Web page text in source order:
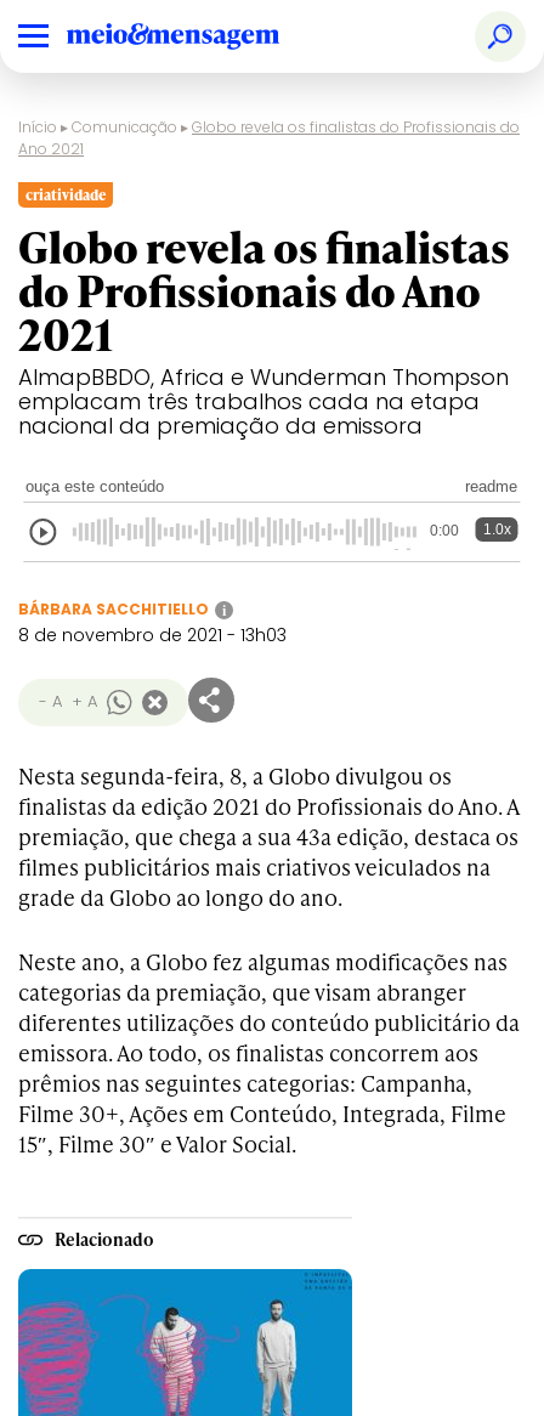
Início ▸Comunicação ▸Globo revela os finalistas do Profissionais do
Ano 2021
criatividade
Globo revela os finalistas
do Profissionais do Ano
2021
AlmapBBDO, Africa e Wunderman Thompson
emplacam três trabalhos cada na etapa
nacional da premiação da emissora
ouça este conteúdo readme
0:00 1.0x
BÁRBARA SACCHITIELLO i
8 de novembro de 2021 - 13h03
- A + A
Nesta segunda-feira, 8, a Globo divulgou os
finalistas da edição 2021 do Profissionais do Ano. A
premiação, que chega a sua 43a edição, destaca os
filmes publicitários mais criativos veiculados na
grade da Globo ao longo do ano.
Neste ano, a Globo fez algumas modificações nas
categorias da premiação, que visam abranger
diferentes utilizações do conteúdo publicitário da
emissora. Ao todo, os finalistas concorrem aos
prêmios nas seguintes categorias: Campanha,
Filme 30+, Ações em Conteúdo, Integrada, Filme
15″, Filme 30″ e Valor Social.
Relacionado